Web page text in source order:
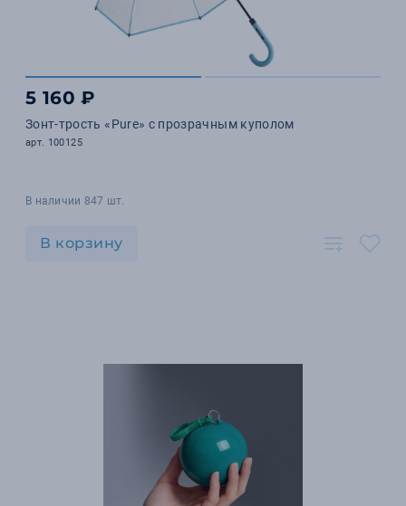
5 160 ₽
Зонт-трость «Pure» с прозрачным куполом
арт. 100125
В наличии 847 шт.
В корзину